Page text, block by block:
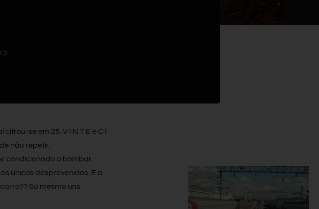
se em 25. V I N T E e C I
não repetir.
condicionado a bombar.
únicos desprevenidos. E a
Só mesmo uns